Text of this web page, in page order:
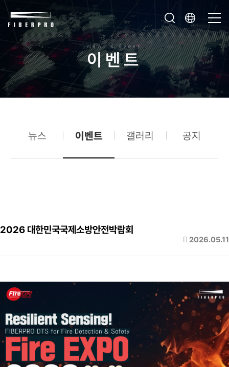
News & Event
이벤트
뉴스 이벤트 갤러리 공지
2026 대한민국국제소방안전박람회
2026.05.11